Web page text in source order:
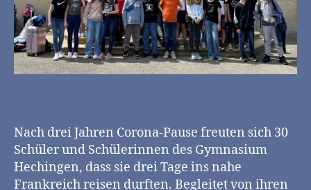
Nach drei Jahren Corona-Pause freuten sich 30
Schüler und Schülerinnen des Gymnasium
Hechingen, dass sie drei Tage ins nahe
Frankreich reisen durften. Begleitet von ihren